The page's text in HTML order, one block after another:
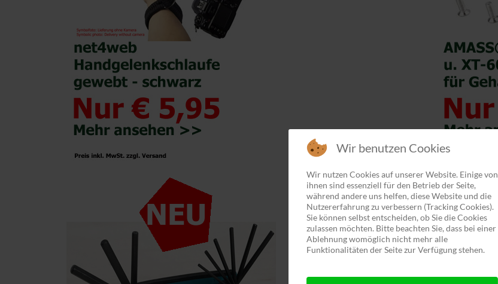
Wir benutzen Cookies
Wir nutzen Cookies auf unserer Website. Einige von
ihnen sind essenziell für den Betrieb der Seite,
während andere uns helfen, diese Website und die
Nutzererfahrung zu verbessern (Tracking Cookies).
Sie können selbst entscheiden, ob Sie die Cookies
zulassen möchten. Bitte beachten Sie, dass bei einer
Ablehnung womöglich nicht mehr alle
Funktionalitäten der Seite zur Verfügung stehen.